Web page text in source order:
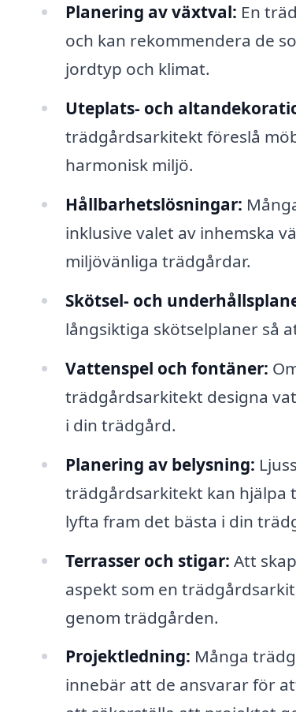
Planering av växtval: En
och kan rekommendera de
jordtyp och klimat.
Uteplats- och
trädgårdsarkitekt föreslå
harmonisk miljö.
Hållbarhetslösningar:
inklusive valet av inhemska
miljövänliga trädgårdar.
Skötsel- och
långsiktiga skötselplaner så
Vattenspel och fontäner:
trädgårdsarkitekt designa
i din trädgård.
Planering av belysning:
trädgårdsarkitekt kan hjälpa
lyfta fram det bästa i din
Terrasser och stigar: Att
aspekt som en
genom trädgården.
Projektledning: Många
innebär att de ansvarar för